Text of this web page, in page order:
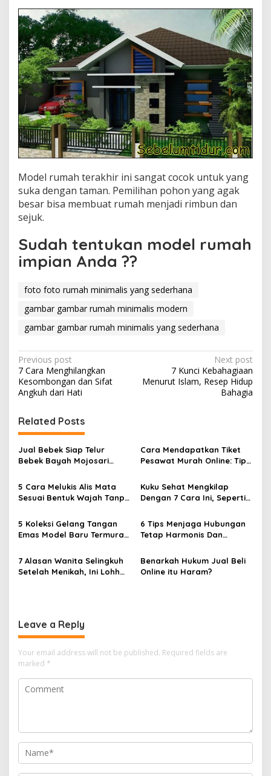
Model rumah terakhir ini sangat cocok untuk yang
suka dengan taman. Pemilihan pohon yang agak
besar bisa membuat rumah menjadi rimbun dan
sejuk.
Sudah tentukan model rumah
impian Anda ??
foto foto rumah minimalis yang sederhana
gambar gambar rumah minimalis modern
gambar gambar rumah minimalis yang sederhana
P
o
s
t
n
a
v
i
g
t
o
Previous post
7 Cara Menghilangkan
Kesombongan dan Sifat
Angkuh dari Hati
Next post
7 Kunci Kebahagiaan
Menurut Islam, Resep Hidup
Bahagia
Related Posts
Jual Bebek Siap Telur
Bebek Bayah Mojosari
Cara Mendapatkan Tiket
Pesawat Murah Online: Tips
5 Cara Melukis Alis Mata
Sesuai Bentuk Wajah Tanpa
Kuku Sehat Mengkilap
Dengan 7 Cara Ini, Seperti
5 Koleksi Gelang Tangan
Emas Model Baru Termurah
6 Tips Menjaga Hubungan
Tetap Harmonis Dan
7 Alasan Wanita Selingkuh
Setelah Menikah, Ini Lohh
Benarkah Hukum Jual Beli
Online itu Haram?
Leave a Reply
Your email address will not be published. Required fields are
marked *